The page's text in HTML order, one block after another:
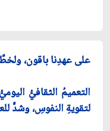
على عهدِنا باقون،
التعميمُ الثقافيُّ
لتقويةِ النفوسِ، وشدٍّ